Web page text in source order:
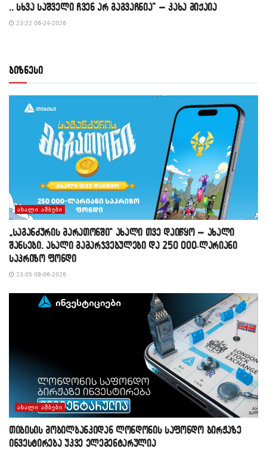
,, სხვა საშველი ჩვენ არ გაგვაჩნია” – კახა მიქაია
23:22 06-24-2026
ბიზნესი
ᲐᲮᲐᲚᲘ ᲐᲛᲑᲔᲑᲘ
„საგანძურის მარათონში“ ახალი თვე დაიწყო – ახალი
შანსები, ახალი გამარჯვებულები და 250 000-ლარიანი
საპრიზო ფონდი
13:05 08-06-2026
ᲐᲮᲐᲚᲘ ᲐᲛᲑᲔᲑᲘ
თიბისის მობილბანკიდან ლონდონის საფონდო ბირჟაზე
ინვესტირება უკვე ელემენტარულია